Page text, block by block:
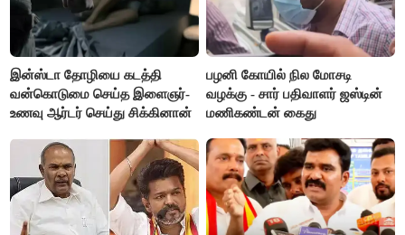
இன்ஸ்டா தோழியை கடத்தி
வன்கொடுமை செய்த இளைஞர்-
உணவு ஆர்டர் செய்து சிக்கினான்
பழனி கோயில் நில மோசடி
வழக்கு - சார் பதிவாளர் ஜஸ்டின்
மணிகண்டன் கைது